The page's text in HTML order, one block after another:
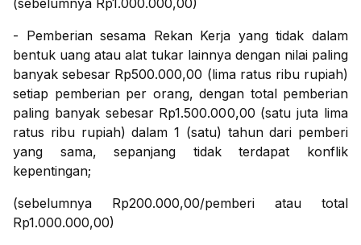
(sebelumnya Rp1.000.000,00)
- Pemberian sesama Rekan Kerja yang tidak dalam
bentuk uang atau alat tukar lainnya dengan nilai paling
banyak sebesar Rp500.000,00 (lima ratus ribu rupiah)
setiap pemberian per orang, dengan total pemberian
paling banyak sebesar Rp1.500.000,00 (satu juta lima
ratus ribu rupiah) dalam 1 (satu) tahun dari pemberi
yang sama, sepanjang tidak terdapat konflik
kepentingan;
(sebelumnya Rp200.000,00/pemberi atau total
Rp1.000.000,00)